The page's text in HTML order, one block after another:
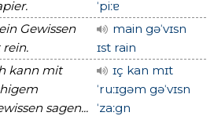
ˈpiːɐ
Gewissen
rein.
main gəˈvɪsn
ɪst rain
kann mit
sagen...
ɪç kan mɪt
ˈruːɪgəm gəˈvɪsn
ˈzaːgn